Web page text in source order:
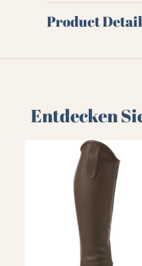
Product
Entdecken